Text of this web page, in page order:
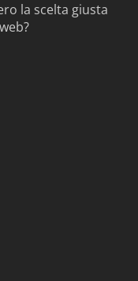
la scelta giusta